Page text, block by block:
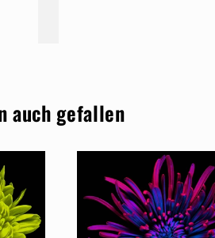
auch gefallen